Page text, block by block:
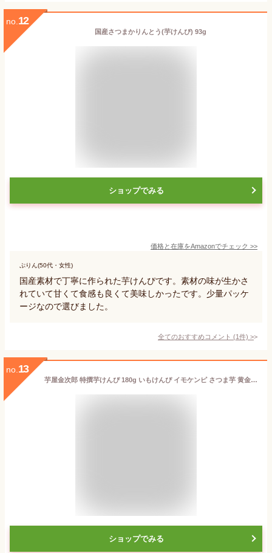
no. 12
国産さつまかりんとう(芋けんぴ) 93g
ショップでみる
価格と在庫をAmazonでチェック >>
ぷりん(50代・女性)
国産素材で丁寧に作られた芋けんぴです。素材の味が生かさ
れていて甘くて食感も良くて美味しかったです。少量パッケ
ージなので選びました。
全てのおすすめコメント (1件) >
no. 13
芋屋金次郎 特撰芋けんぴ 180g いもけんぴ イモケンピ さつま芋 黄金千貫
ショップでみる